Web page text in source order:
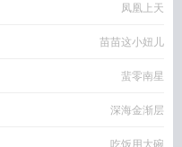
凤凰上天
苗苗这小妞儿
蜚零南星
深海金渐层
吃饭用大碗